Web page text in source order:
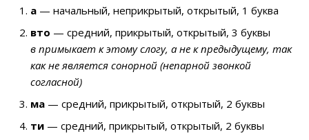
а — начальный, неприкрытый, открытый, 1 буква
вто — средний, прикрытый, открытый, 3 буквы
в примыкает к этому слогу, а не к предыдущему, так
как не является сонорной (непарной звонкой
согласной)
ма — средний, прикрытый, открытый, 2 буквы
ти — средний, прикрытый, открытый, 2 буквы